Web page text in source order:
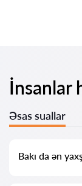
İnsanlar
Əsas suallar
Bakı da ən